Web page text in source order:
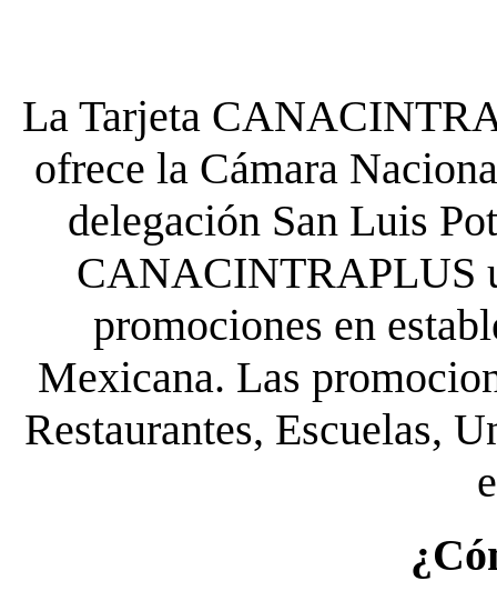
La Tarjeta
ofrece la Cámara
delegación San Luis
CANACINTRAPLUS
promociones en
Mexicana. Las
Restaurantes, Escuelas,